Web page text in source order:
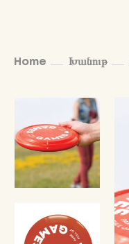
Home Խանութ